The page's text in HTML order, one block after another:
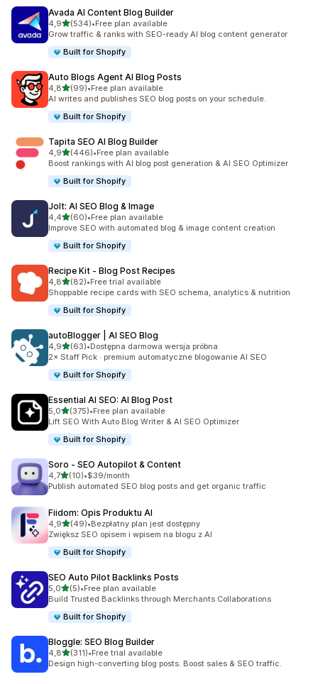
Avada AI Content Blog Builder
4,9na 5 gwiazdek
(534)
Łączna liczba recenzji: 534
•Free plan available
Grow traffic & ranks with SEO-ready AI blog content generator
Built for Shopify
Auto Blogs Agent AI Blog Posts
4,8na 5 gwiazdek
(99)
Łączna liczba recenzji: 99
•Free plan available
AI writes and publishes SEO blog posts on your schedule.
Built for Shopify
Tapita SEO AI Blog Builder
4,9na 5 gwiazdek
(446)
Łączna liczba recenzji: 446
•Free plan available
Boost rankings with AI blog post generation & AI SEO Optimizer
Built for Shopify
Jolt: AI SEO Blog & Image
4,4na 5 gwiazdek
(60)
Łączna liczba recenzji: 60
•Free plan available
Improve SEO with automated blog & image content creation
Built for Shopify
Recipe Kit ‑ Blog Post Recipes
4,8na 5 gwiazdek
(82)
Łączna liczba recenzji: 82
•Free trial available
Shoppable recipe cards with SEO schema, analytics & nutrition
Built for Shopify
autoBlogger | AI SEO Blog
4,9na 5 gwiazdek
(63)
Łączna liczba recenzji: 63
•Dostępna darmowa wersja próbna
2× Staff Pick · premium automatyczne blogowanie AI SEO
Built for Shopify
Essential AI SEO: AI Blog Post
5,0na 5 gwiazdek
(375)
Łączna liczba recenzji: 375
•Free plan available
Lift SEO With Auto Blog Writer & AI SEO Optimizer
Built for Shopify
Soro ‑ SEO Autopilot & Content
4,7na 5 gwiazdek
(10)
Łączna liczba recenzji: 10
•$39/month
Publish automated SEO blog posts and get organic traffic
Fiidom: Opis Produktu AI
4,9na 5 gwiazdek
(49)
Łączna liczba recenzji: 49
•Bezpłatny plan jest dostępny
Zwiększ SEO opisem i wpisem na blogu z AI
Built for Shopify
SEO Auto Pilot Backlinks Posts
5,0na 5 gwiazdek
(5)
Łączna liczba recenzji: 5
•Free plan available
Build Trusted Backlinks through Merchants Collaborations
Built for Shopify
Bloggle: SEO Blog Builder
4,8na 5 gwiazdek
(311)
Łączna liczba recenzji: 311
•Free trial available
Design high-converting blog posts. Boost sales & SEO traffic.